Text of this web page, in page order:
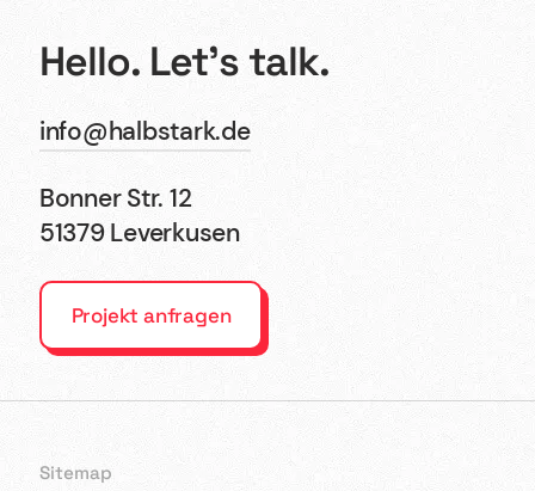
Hello. Let’s talk.
info@halbstark.de
Bonner Str. 12
51379 Leverkusen
Projekt anfragen
Sitemap